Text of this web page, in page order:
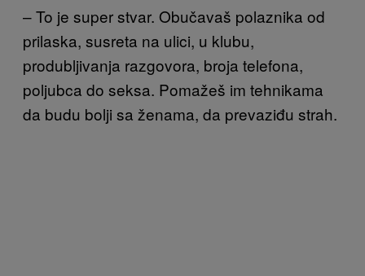
– To je super stvar. Obučavaš polaznika od
prilaska, susreta na ulici, u klubu,
produbljivanja razgovora, broja telefona,
poljubca do seksa. Pomažeš im tehnikama
da budu bolji sa ženama, da prevaziđu strah.